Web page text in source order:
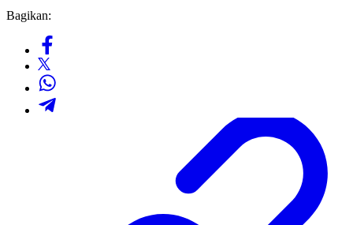
Bagikan: